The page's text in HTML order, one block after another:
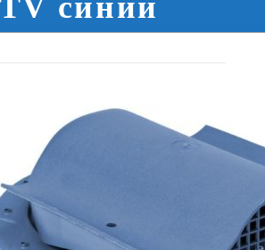
синий